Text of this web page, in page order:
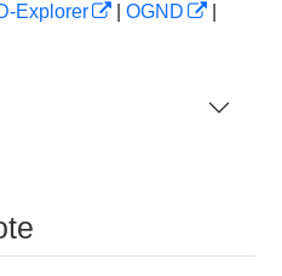
Explorer OGND